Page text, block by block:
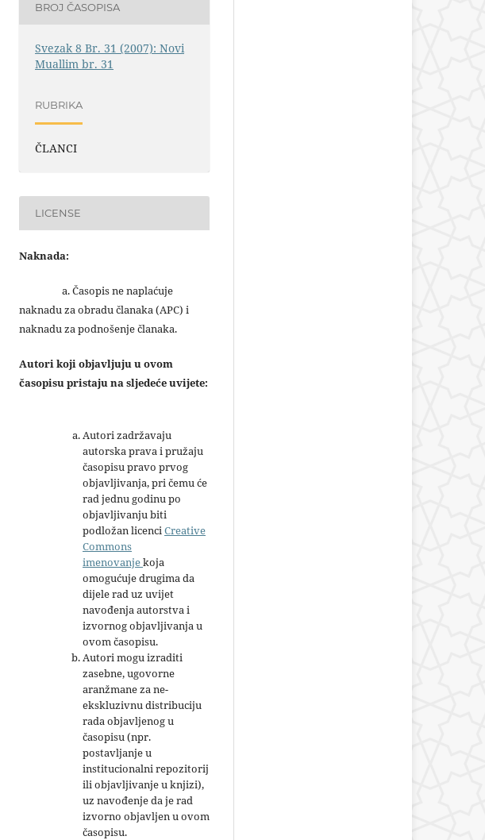
BROJ ČASOPISA
Svezak 8 Br. 31 (2007): Novi
Muallim br. 31
RUBRIKA
ČLANCI
LICENSE
Naknada:
a. Časopis ne naplaćuje
naknadu za obradu članaka (APC) i
naknadu za podnošenje članaka.
Autori koji objavljuju u ovom
časopisu pristaju na sljedeće uvijete:
Autori zadržavaju
autorska prava i pružaju
časopisu pravo prvog
objavljivanja, pri čemu će
rad jednu godinu po
objavljivanju biti
podložan licenciCreative
Commons
imenovanjekoja
omogućuje drugima da
dijele rad uz uvijet
navođenja autorstva i
izvornog objavljivanja u
ovom časopisu.
Autori mogu izraditi
zasebne, ugovorne
aranžmane za ne-
ekskluzivnu distribuciju
rada objavljenog u
časopisu (npr.
postavljanje u
institucionalni repozitorij
ili objavljivanje u knjizi),
uz navođenje da je rad
izvorno objavljen u ovom
časopisu.